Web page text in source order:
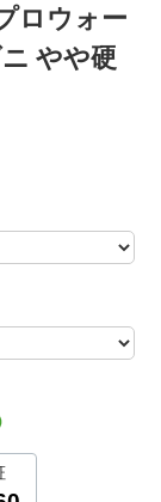
ロウォー
やや硬